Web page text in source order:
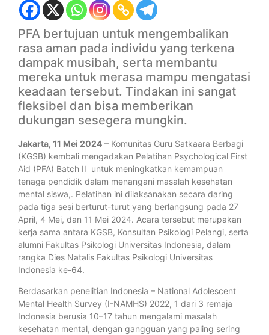
PFA bertujuan untuk mengembalikan
rasa aman pada individu yang terkena
dampak musibah, serta membantu
mereka untuk merasa mampu mengatasi
keadaan tersebut. Tindakan ini sangat
fleksibel dan bisa memberikan
dukungan sesegera mungkin.
Jakarta, 11 Mei 2024 – Komunitas Guru Satkaara Berbagi
(KGSB) kembali mengadakan Pelatihan Psychological First
Aid (PFA) Batch II untuk meningkatkan kemampuan
tenaga pendidik dalam menangani masalah kesehatan
mental siswa,. Pelatihan ini dilaksanakan secara daring
pada tiga sesi berturut-turut yang berlangsung pada 27
April, 4 Mei, dan 11 Mei 2024. Acara tersebut merupakan
kerja sama antara KGSB, Konsultan Psikologi Pelangi, serta
alumni Fakultas Psikologi Universitas Indonesia, dalam
rangka Dies Natalis Fakultas Psikologi Universitas
Indonesia ke-64.
Berdasarkan penelitian Indonesia – National Adolescent
Mental Health Survey (I-NAMHS) 2022, 1 dari 3 remaja
Indonesia berusia 10–17 tahun mengalami masalah
kesehatan mental, dengan gangguan yang paling sering